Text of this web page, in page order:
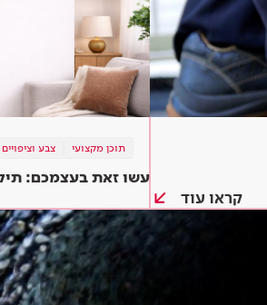
קראו עוד
תוכן מקצועי צבע וציפויים
עשו זאת בעצמכם: